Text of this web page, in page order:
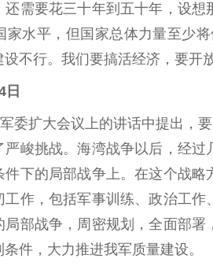
还需要花三十年到五十年，设
家水平，但国家总体力量至少
不行。我们要搞活经济，要开
日
委扩大会议上的讲话中提出，
严峻挑战。海湾战争以后，经
件下的局部战争上。在这个战
工作，包括军事训练、政治工
局部战争，周密规划，全面部
件，大力推进我军质量建设。